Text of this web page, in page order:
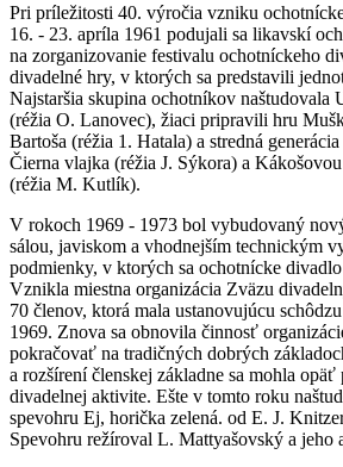
Pri príležitosti 40. výročia vzniku
16. - 23. apríla 1961 podujali sa likavskí
na zorganizovanie festivalu ochotníckeho
divadelné hry, v ktorých sa predstavili
Najstaršia skupina ochotníkov naštudovala
(réžia O. Lanovec), žiaci pripravili hru
Bartoša (réžia 1. Hatala) a stredná
Čierna vlajka (réžia J. Sýkora) a
(réžia M. Kutlík).
V rokoch 1969 - 1973 bol vybudovaný
sálou, javiskom a vhodnejším technickým
podmienky, v ktorých sa ochotnícke
Vznikla miestna organizácia Zväzu
70 členov, ktorá mala ustanovujúcu
1969. Znova sa obnovila činnosť
pokračovať na tradičných dobrých
a rozšírení členskej základne sa mohla
divadelnej aktivite. Ešte v tomto roku
spevohru Ej, horička zelená. od E. J.
Spevohru režíroval L. Mattyašovský a jeho